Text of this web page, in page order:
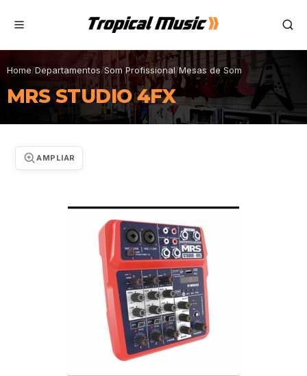
Home/Departamentos/Som Profissional/Mesas de Som
MRS STUDIO 4FX
AMPLIAR